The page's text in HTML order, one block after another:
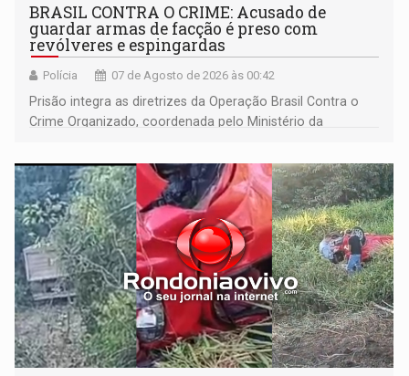
BRASIL CONTRA O CRIME: Acusado de
guardar armas de facção é preso com
revólveres e espingardas
Polícia 07 de Agosto de 2026 às 00:42
Prisão integra as diretrizes da Operação Brasil Contra o
Crime Organizado, coordenada pelo Ministério da